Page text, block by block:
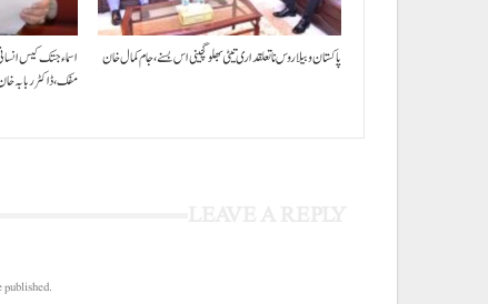
اسماء جتک کیس
مفک،ڈاکٹر ربابہ
پاکستان و بیلاروس نا تعلقداری تیٹی بھلو گچینی اس بسنے، جام کمال خان